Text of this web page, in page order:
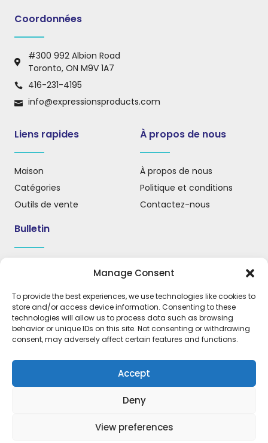
Manage Consent
To provide the best experiences, we use technologies like cookies to
store and/or access device information. Consenting to these
technologies will allow us to process data such as browsing
behavior or unique IDs on this site. Not consenting or withdrawing
consent, may adversely affect certain features and functions.
Accept
Deny
View preferences
Coordonnées
#300 992 Albion Road
Toronto, ON M9V 1A7
416-231-4195
info@expressionsproducts.com
Liens rapides
Maison
Catégories
Outils de vente
À propos de nous
À propos de nous
Politique et conditions
Contactez-nous
Bulletin
Inscrivez-vous à notre infolettre pour recevoir des mises
à jour, des nouvelles et des informations importantes.
S'INSCRIRE
droits réservés. Conception : OMC